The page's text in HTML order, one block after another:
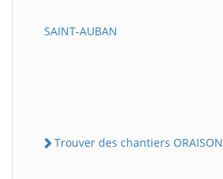
SAINT-AUBAN
Trouver des chantiers ORAISON